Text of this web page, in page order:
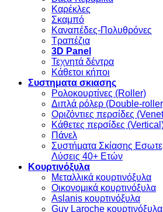
Καρέκλες
Σκαμπό
Καναπέδες-Πολυθρόνες
Τραπέζια
3D Panel
Τεχνητά δέντρα
Κάθετοι κήποι
Συστηματα σκιασης
Ρολοκουρτίνες (Roller)
Διπλά ρόλερ (Double-
Οριζόντιες περσίδες
Κάθετες περσίδες
Πάνελ
Συστήματα Σκίασης
Λύσεις 40+ Ετών
Κουρτινόξυλα
Μεταλλικά κουρτινόξυλα
Οικονομικά κουρτινόξυλα
Aslanis κουρτινόξυλα
Guy Laroche κουρτινόξυλα